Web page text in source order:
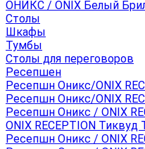
ОНИКС / ONIX Белый
Столы
Шкафы
Тумбы
Столы для переговоров
Ресепшен
Ресепшн Оникс/ONIX
Ресепшн Оникс/ONIX
Ресепшн Оникс / ONIX
ONIX RECEPTION
Ресепшн Оникс / ONIX